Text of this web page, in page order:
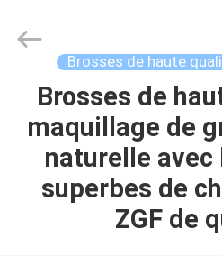
MAISON
PRODUITS
Chanmy
Cosmetics
Brosses de haute
Brosses de
maquillage de
naturelle avec
superbes de
ZGF de